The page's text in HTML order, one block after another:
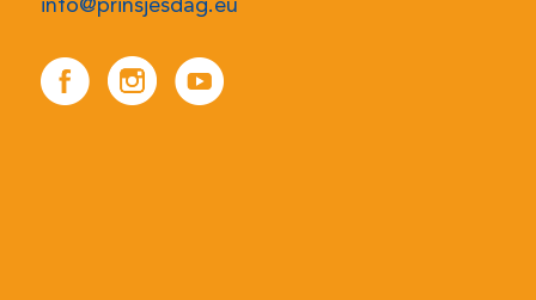
info@prinsjesdag.eu